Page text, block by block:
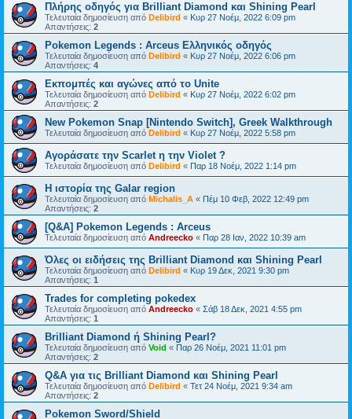
Πλήρης οδηγός για Brilliant Diamond και Shining Pearl
Τελευταία δημοσίευση από Delibird « Κυρ 27 Νοέμ, 2022 6:09 pm
Απαντήσεις: 2
Pokemon Legends : Arceus Ελληνικός οδηγός
Τελευταία δημοσίευση από Delibird « Κυρ 27 Νοέμ, 2022 6:06 pm
Απαντήσεις: 4
Εκπομπές και αγώνες από το Unite
Τελευταία δημοσίευση από Delibird « Κυρ 27 Νοέμ, 2022 6:02 pm
Απαντήσεις: 2
New Pokemon Snap [Nintendo Switch], Greek Walkthrough
Τελευταία δημοσίευση από Delibird « Κυρ 27 Νοέμ, 2022 5:58 pm
Αγοράσατε την Scarlet η την Violet ?
Τελευταία δημοσίευση από Delibird « Παρ 18 Νοέμ, 2022 1:14 pm
Η ιστορία της Galar region
Τελευταία δημοσίευση από Michalis_A « Πέμ 10 Φεβ, 2022 12:49 pm
Απαντήσεις: 2
[Q&A] Pokemon Legends : Arceus
Τελευταία δημοσίευση από Andreecko « Παρ 28 Ιαν, 2022 10:39 am
Όλες οι ειδήσεις της Brilliant Diamond και Shining Pearl
Τελευταία δημοσίευση από Delibird « Κυρ 19 Δεκ, 2021 9:30 pm
Απαντήσεις: 1
Trades for completing pokedex
Τελευταία δημοσίευση από Andreecko « Σάβ 18 Δεκ, 2021 4:55 pm
Απαντήσεις: 1
Brilliant Diamond ή Shining Pearl?
Τελευταία δημοσίευση από Void « Παρ 26 Νοέμ, 2021 11:01 pm
Απαντήσεις: 2
Q&A για τις Brilliant Diamond και Shining Pearl
Τελευταία δημοσίευση από Delibird « Τετ 24 Νοέμ, 2021 9:34 am
Απαντήσεις: 2
Pokemon Sword/Shield